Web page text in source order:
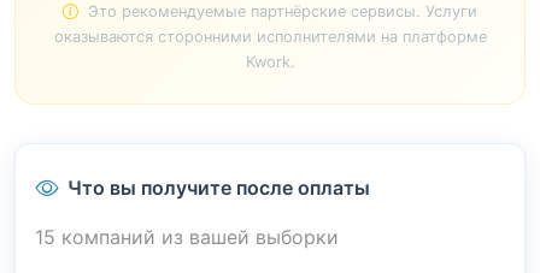
Это рекомендуемые партнёрские сервисы. Услуги
оказываются сторонними исполнителями на платформе
Kwork.
Что вы получите после оплаты
15 компаний из вашей выборки